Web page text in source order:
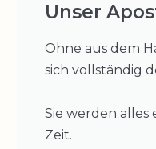
Unser
Ohne aus dem
sich vollständig
Sie werden
Zeit.